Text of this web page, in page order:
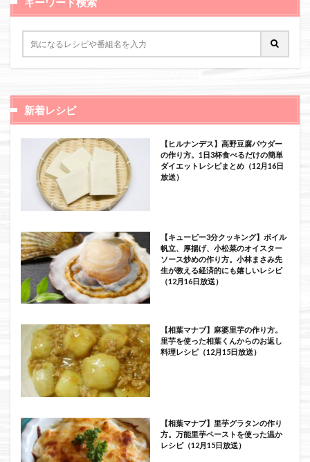
新着レシピ
【ヒルナンデス】高野豆腐パウダー
の作り方。1日3杯食べるだけの簡単
ダイエットレシピまとめ（12月16日
放送）
【キューピー3分クッキング】ボイル
帆立、厚揚げ、小松菜のオイスター
ソース炒めの作り方。小林まさみ先
生が教える経済的にも嬉しいレシピ
（12月16日放送）
【相葉マナブ】麻婆里芋の作り方。
里芋を使った相葉くんからのお返し
料理レシピ（12月15日放送）
【相葉マナブ】里芋グラタンの作り
方。万能里芋ペーストを使った温か
レシピ（12月15日放送）